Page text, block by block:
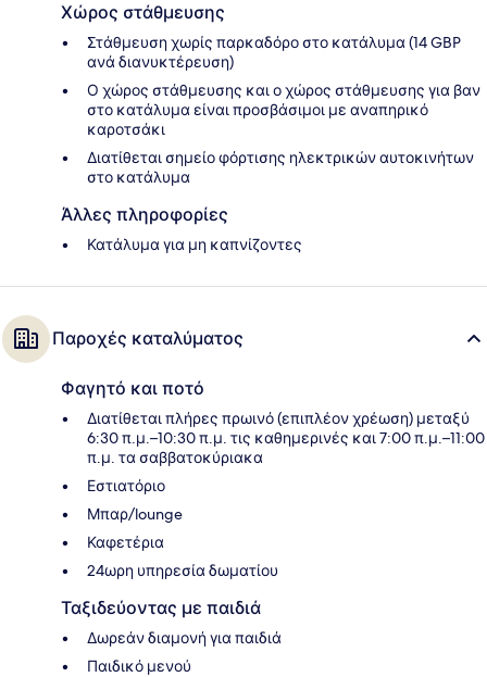
Χώρος στάθμευσης
Στάθμευση χωρίς παρκαδόρο στο κατάλυμα (14 GBP
ανά διανυκτέρευση)
Ο χώρος στάθμευσης και ο χώρος στάθμευσης για βαν
στο κατάλυμα είναι προσβάσιμοι με αναπηρικό
καροτσάκι
Διατίθεται σημείο φόρτισης ηλεκτρικών αυτοκινήτων
στο κατάλυμα
Άλλες πληροφορίες
Κατάλυμα για μη καπνίζοντες
Παροχές καταλύματος
Φαγητό και ποτό
Διατίθεται πλήρες πρωινό (επιπλέον χρέωση) μεταξύ
6:30 π.μ.–10:30 π.μ. τις καθημερινές και 7:00 π.μ.–11:00
π.μ. τα σαββατοκύριακα
Εστιατόριο
Μπαρ/lounge
Καφετέρια
24ωρη υπηρεσία δωματίου
Ταξιδεύοντας με παιδιά
Δωρεάν διαμονή για παιδιά
Παιδικό μενού